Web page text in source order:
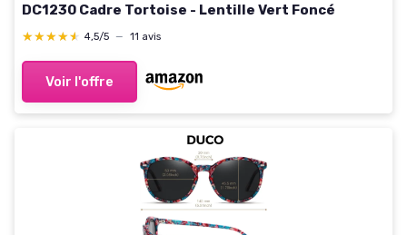
DC1230 Cadre Tortoise - Lentille Vert Foncé
★★★★★
★★★★★ 4,5/5 — 11 avis
Voir l'offre